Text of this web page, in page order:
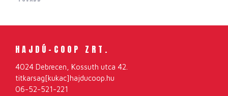
HAJDÚ-COOP ZRT.
4024 Debrecen, Kossuth utca 42.
titkarsag[kukac]hajducoop.hu
06-52-521-221